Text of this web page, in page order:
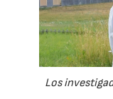
Los